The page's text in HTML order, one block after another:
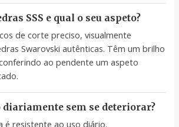
SSS e qual o seu aspeto?
de corte preciso, visualmente
Swarovski autênticas. Têm um brilho
ao pendente um aspeto
diariamente sem se deteriorar?
é resistente ao uso diário.